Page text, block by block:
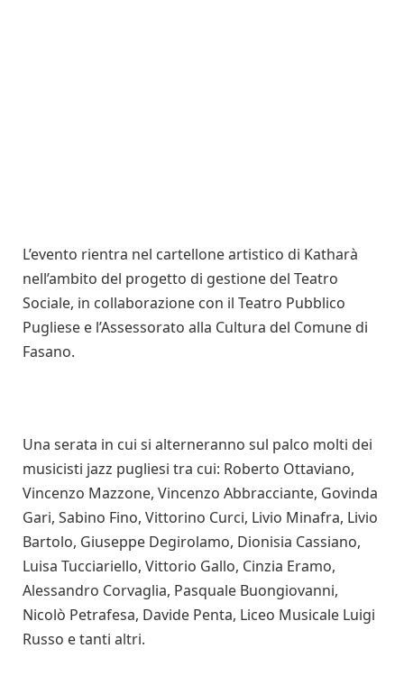
L’evento rientra nel cartellone artistico di Katharà
nell’ambito del progetto di gestione del Teatro
Sociale, in collaborazione con il Teatro Pubblico
Pugliese e l’Assessorato alla Cultura del Comune di
Fasano.
Una serata in cui si alterneranno sul palco molti dei
musicisti jazz pugliesi tra cui: Roberto Ottaviano,
Vincenzo Mazzone, Vincenzo Abbracciante, Govinda
Gari, Sabino Fino, Vittorino Curci, Livio Minafra, Livio
Bartolo, Giuseppe Degirolamo, Dionisia Cassiano,
Luisa Tucciariello, Vittorio Gallo, Cinzia Eramo,
Alessandro Corvaglia, Pasquale Buongiovanni,
Nicolò Petrafesa, Davide Penta, Liceo Musicale Luigi
Russo e tanti altri.